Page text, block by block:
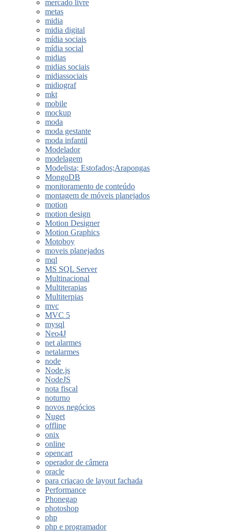
mercado livre
metas
midia
midia digital
mídia sociais
mídia social
midias
midias sociais
midiassociais
midiograf
mkt
mobile
mockup
moda
moda gestante
moda infantil
Modelador
modelagem
Modelista; Estofados;Arapongas
MongoDB
monitoramento de conteúdo
montagem de móveis planejados
motion
motion design
Motion Designer
Motion Graphics
Motoboy
moveis planejados
mql
MS SQL Server
Multinacional
Multiterapias
Multiterpias
mvc
MVC 5
mysql
Neo4J
net alarmes
netalarmes
node
Node.js
NodeJS
nota fiscal
noturno
novos negócios
Nuget
offline
onix
online
opencart
operador de câmera
oracle
para criaçao de layout fachada
Performance
Phonegap
photoshop
php
php e programador